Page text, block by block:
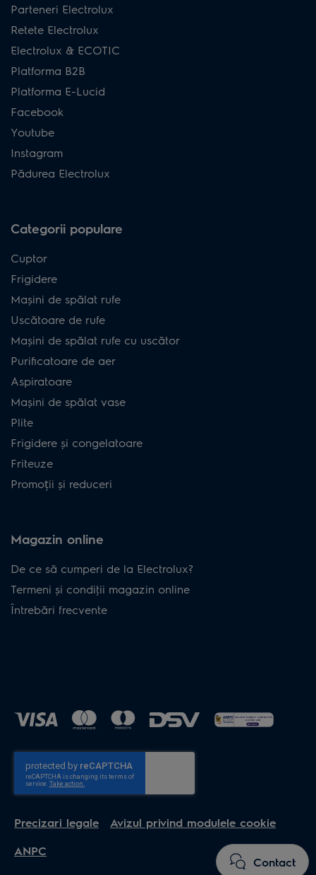
Contact
Parteneri Electrolux
Retete Electrolux
Electrolux & ECOTIC
Platforma B2B
Platforma E-Lucid
Facebook
Youtube
Instagram
Pădurea Electrolux
Categorii populare
Cuptor
Frigidere
Mașini de spălat rufe
Uscătoare de rufe
Mașini de spălat rufe cu uscător
Purificatoare de aer
Aspiratoare
Mașini de spălat vase
Plite
Frigidere și congelatoare
Friteuze
Promoții și reduceri
Magazin online
De ce să cumperi de la Electrolux?
Termeni și condiţii magazin online
Întrebări frecvente
Precizari legale
Avizul privind modulele cookie
ANPC